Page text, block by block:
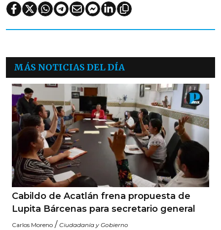
MÁS NOTICIAS DEL DÍA
Cabildo de Acatlán frena propuesta de
Lupita Bárcenas para secretario general
Carlos Moreno / Ciudadanía y Gobierno